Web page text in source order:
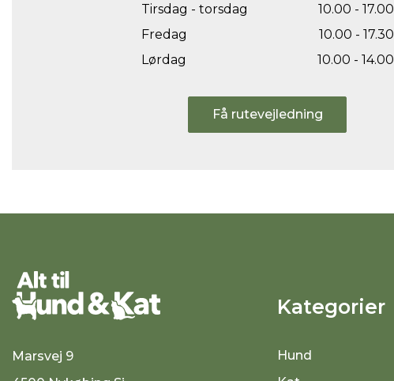
Tirsdag - torsdag
10.00 - 17.00
Fredag
10.00 - 17.30
Lørdag
10.00 - 14.00
Få rutevejledning
Marsvej 9
Kategorier
Hund